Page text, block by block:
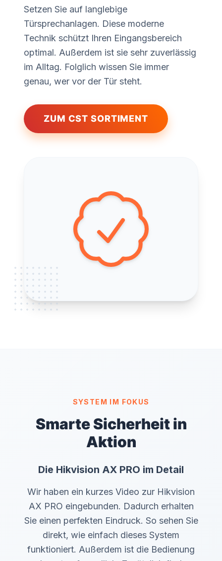
Setzen Sie auf langlebige
Türsprechanlagen. Diese moderne
Technik schützt Ihren Eingangsbereich
optimal. Außerdem ist sie sehr zuverlässig
im Alltag. Folglich wissen Sie immer
genau, wer vor der Tür steht.
ZUM CST SORTIMENT
SYSTEM IM FOKUS
Smarte Sicherheit in
Aktion
Die Hikvision AX PRO im Detail
Wir haben ein kurzes Video zur Hikvision
AX PRO eingebunden. Dadurch erhalten
Sie einen perfekten Eindruck. So sehen Sie
direkt, wie einfach dieses System
funktioniert. Außerdem ist die Bedienung